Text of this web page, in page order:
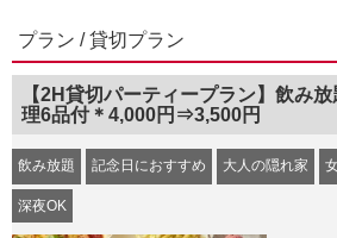
プラン / 貸切プラン
【2H貸切パーティープラン】飲み
理6品付＊4,000円⇒3,500円
飲み放題 記念日におすすめ 大人の隠れ家
深夜OK